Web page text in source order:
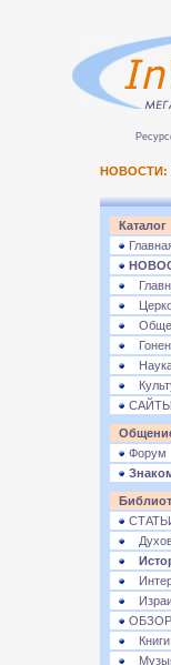
НОВОСТИ:
Каталог
САЙТЫ
Форум
Книги